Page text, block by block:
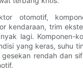
otomotif,
kendaraan, trim
lagi. Komponen-
yang keras, suhu
rendah dan